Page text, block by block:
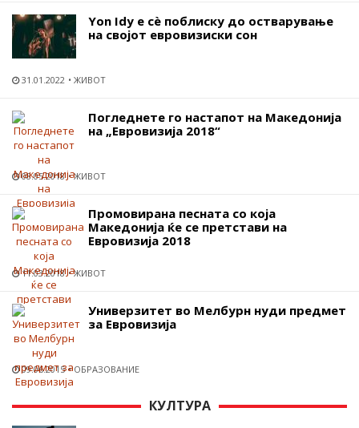
Yon Idy e сѐ поблиску до остварување
на својот евровизиски сон
31.01.2022 ЖИВОТ
Погледнете го настапот на Македонија
на „Евровизија 2018“
08.05.2018 ЖИВОТ
Промовирана песната со која
Македонија ќе се претстави на
Евровизија 2018
11.03.2018 ЖИВОТ
Универзитет во Мелбурн нуди предмет
за Евровизија
09.06.2015 ОБРАЗОВАНИЕ
КУЛТУРА